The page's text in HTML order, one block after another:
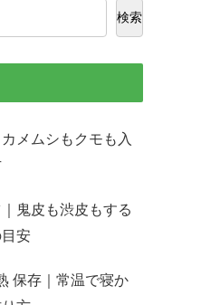
検索
メムシもクモも入
鬼皮も渋皮もする
安
保存｜常温で寝か